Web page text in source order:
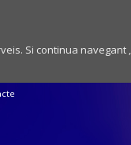
Si continua navegant